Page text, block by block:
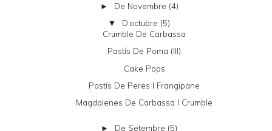
► De Novembre (4)
▼ D’octubre (5)
Crumble De Carbassa
Pastís De Poma (III)
Cake Pops
Pastís De Peres I Frangipane
Magdalenes De Carbassa I Crumble
► De Setembre (5)